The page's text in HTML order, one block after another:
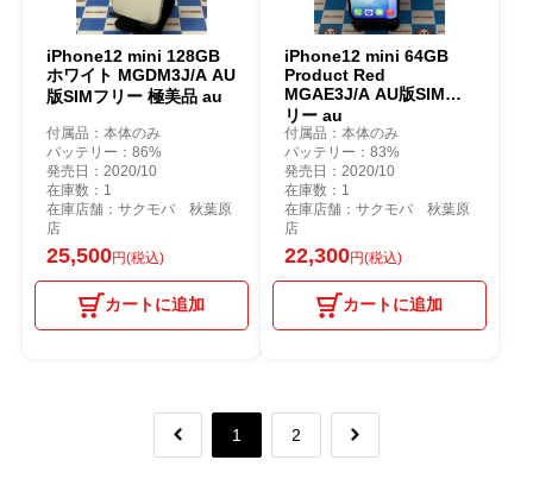
iPhone12 mini 128GB
ホワイト MGDM3J/A AU
版SIMフリー 極美品 au
付属品：本体のみ
バッテリー：86%
発売日：2020/10
在庫数：1
在庫店舗：サクモバ 秋葉原
店
25,500円(税込)
カートに追加
iPhone12 mini 64GB
Product Red
MGAE3J/A AU版SIMフ
リー au
付属品：本体のみ
バッテリー：83%
発売日：2020/10
在庫数：1
在庫店舗：サクモバ 秋葉原
店
22,300円(税込)
カートに追加
1 2